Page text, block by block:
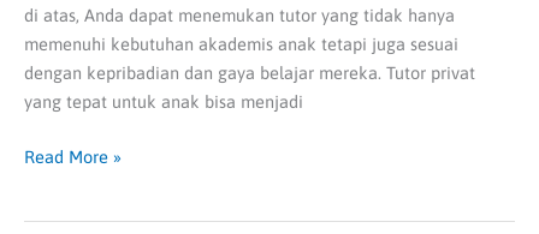
di atas, Anda dapat menemukan tutor yang tidak hanya
memenuhi kebutuhan akademis anak tetapi juga sesuai
dengan kepribadian dan gaya belajar mereka. Tutor privat
yang tepat untuk anak bisa menjadi
Read More »